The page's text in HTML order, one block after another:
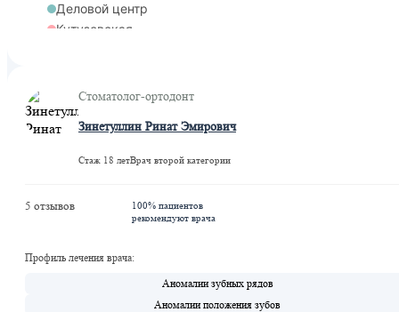
Деловой центр
Кутузовская
Стоматолог-ортодонт
Зинетуллин Ринат Эмирович
Стаж 18 летВрач второй категории
5 отзывов
100% пациентов
рекомендуют врача
Профиль лечения врача:
Аномалии зубных рядов
Аномалии положения зубов